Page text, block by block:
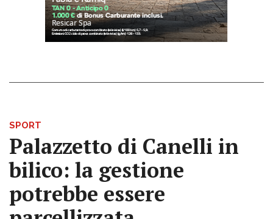
SPORT
Palazzetto di Canelli in
bilico: la gestione
potrebbe essere